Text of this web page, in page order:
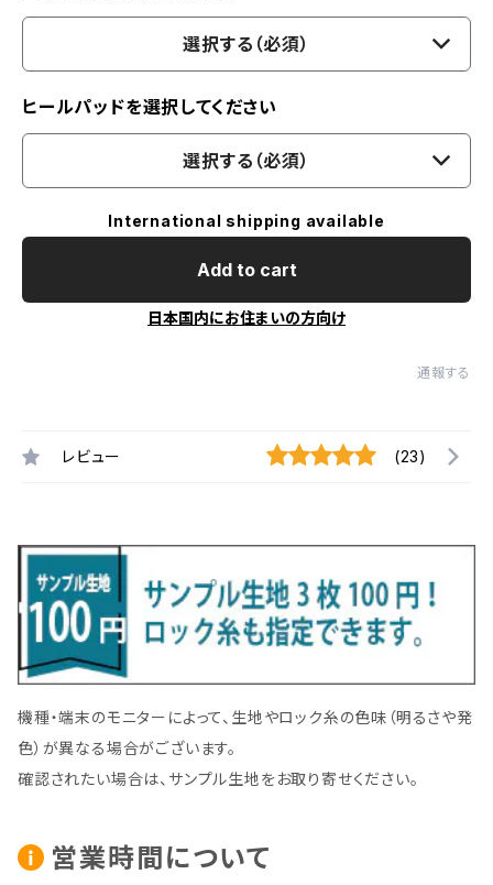
選択する（必須）
ヒールパッドを選択してください
選択する（必須）
International shipping available
Add to cart
日本国内にお住まいの方向け
通報する
レビュー (23)
機種・端末のモニターによって、生地やロック糸の色味（明るさや発
色）が異なる場合がございます。
確認されたい場合は、サンプル生地をお取り寄せください。
営業時間について